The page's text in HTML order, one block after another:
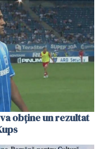
obține un rezultat